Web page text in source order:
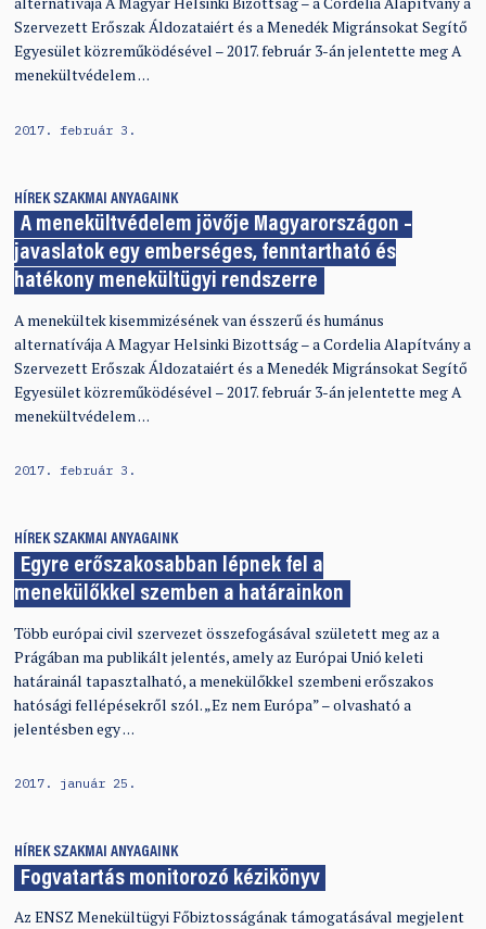
Szervezett Erőszak Áldozataiért és a Menedék Migránsokat Segítő
Egyesület közreműködésével – 2017. február 3-án jelentette meg A
menekültvédelem …
2017. február 3.
HÍREK SZAKMAI ANYAGAINK
A menekültvédelem jövője Magyarországon –
javaslatok egy emberséges, fenntartható és
hatékony menekültügyi rendszerre
A menekültek kisemmizésének van ésszerű és humánus
alternatívája A Magyar Helsinki Bizottság – a Cordelia Alapítvány a
Szervezett Erőszak Áldozataiért és a Menedék Migránsokat Segítő
Egyesület közreműködésével – 2017. február 3-án jelentette meg A
menekültvédelem …
2017. február 3.
HÍREK SZAKMAI ANYAGAINK
Egyre erőszakosabban lépnek fel a
menekülőkkel szemben a határainkon
Több európai civil szervezet összefogásával született meg az a
Prágában ma publikált jelentés, amely az Európai Unió keleti
határainál tapasztalható, a menekülőkkel szembeni erőszakos
hatósági fellépésekről szól. „Ez nem Európa” – olvasható a
jelentésben egy …
2017. január 25.
HÍREK SZAKMAI ANYAGAINK
Fogvatartás monitorozó kézikönyv
Az ENSZ Menekültügyi Főbiztosságának támogatásával megjelent